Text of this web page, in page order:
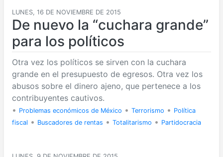
LUNES, 16 DE NOVIEMBRE DE 2015
De nuevo la “cuchara grande”
para los políticos
Otra vez los políticos se sirven con la cuchara
grande en el presupuesto de egresos. Otra vez los
abusos sobre el dinero ajeno, que pertenece a los
contribuyentes cautivos.
• Problemas económicos de México • Terrorismo • Política
fiscal • Buscadores de rentas • Totalitarismo • Partidocracia